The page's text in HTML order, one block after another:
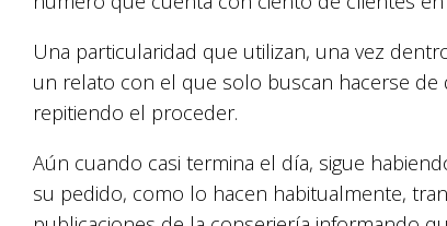
Una particularidad que utilizan, una vez
un relato con el que solo buscan hacerse
repitiendo el proceder.
Aún cuando casi termina el día, sigue
su pedido, como lo hacen habitualmente,